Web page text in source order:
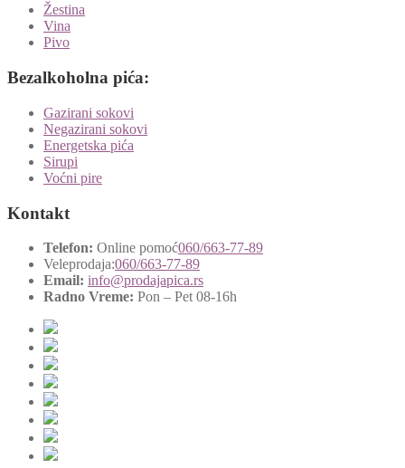
Žestina
Vina
Pivo
Bezalkoholna pića:
Gazirani sokovi
Negazirani sokovi
Energetska pića
Sirupi
Voćni pire
Kontakt
Telefon: Online pomoć060/663-77-89
Veleprodaja:060/663-77-89
Email: info@prodajapica.rs
Radno Vreme: Pon – Pet 08-16h